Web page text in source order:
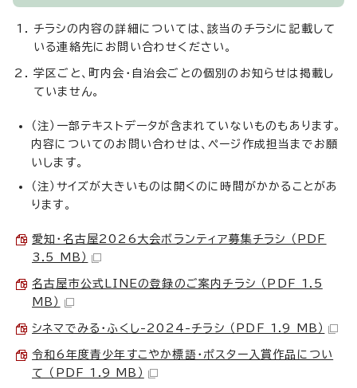
チラシの内容の詳細については、該当のチラシに記載して
いる連絡先にお問い合わせください。
学区ごと、町内会・自治会ごとの個別のお知らせは掲載し
ていません。
（注）一部テキストデータが含まれていないものもあります。
内容についてのお問い合わせは、ページ作成担当までお願
いします。
（注）サイズが大きいものは開くのに時間がかかることがあ
ります。
愛知・名古屋2026大会ボランティア募集チラシ （PDF
3.5 MB）
名古屋市公式LINEの登録のご案内チラシ （PDF 1.5
MB）
シネマでみる・ふくし-2024-チラシ （PDF 1.9 MB）
令和6年度青少年すこやか標語・ポスター入賞作品につい
て （PDF 1.9 MB）